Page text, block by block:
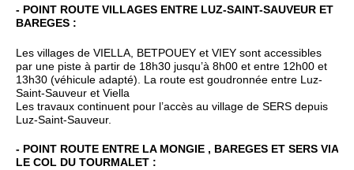
- POINT ROUTE VILLAGES ENTRE LUZ-SAINT-SAUVEUR ET
BAREGES :
Les villages de VIELLA, BETPOUEY et VIEY sont accessibles
par une piste à partir de 18h30 jusqu’à 8h00 et entre 12h00 et
13h30 (véhicule adapté). La route est goudronnée entre Luz-
Saint-Sauveur et Viella
Les travaux continuent pour l’accès au village de SERS depuis
Luz-Saint-Sauveur.
- POINT ROUTE ENTRE LA MONGIE , BAREGES ET SERS VIA
LE COL DU TOURMALET :